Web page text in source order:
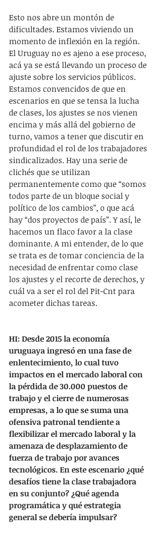
Esto nos abre un montón de
dificultades. Estamos viviendo un
momento de inflexión en la región.
El Uruguay no es ajeno a ese proceso,
acá ya se está llevando un proceso de
ajuste sobre los servicios públicos.
Estamos convencidos de que en
escenarios en que se tensa la lucha
de clases, los ajustes se nos vienen
encima y más allá del gobierno de
turno, vamos a tener que discutir en
profundidad el rol de los trabajadores
sindicalizados. Hay una serie de
clichés que se utilizan
permanentemente como que “somos
todos parte de un bloque social y
político de los cambios”, o que acá
hay “dos proyectos de país”. Y así, le
hacemos un flaco favor a la clase
dominante. A mi entender, de lo que
se trata es de tomar conciencia de la
necesidad de enfrentar como clase
los ajustes y el recorte de derechos, y
cuál va a ser el rol del Pit-Cnt para
acometer dichas tareas.
HI: Desde 2015 la economía
uruguaya ingresó en una fase de
enlentecimiento, lo cual tuvo
impactos en el mercado laboral con
la pérdida de 30.000 puestos de
trabajo y el cierre de numerosas
empresas, a lo que se suma una
ofensiva patronal tendiente a
flexibilizar el mercado laboral y la
amenaza de desplazamiento de
fuerza de trabajo por avances
tecnológicos. En este escenario ¿qué
desafíos tiene la clase trabajadora
en su conjunto? ¿Qué agenda
programática y qué estrategia
general se debería impulsar?